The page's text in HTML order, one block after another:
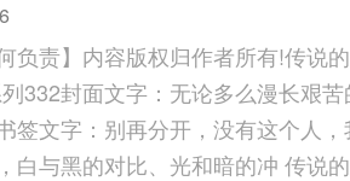
负责】内容版权归作者所有!传说
332封面文字：无论多么漫长艰
签文字：别再分开，没有这个人
底文案：光明法师萨斯与黑暗法师夏伊，白